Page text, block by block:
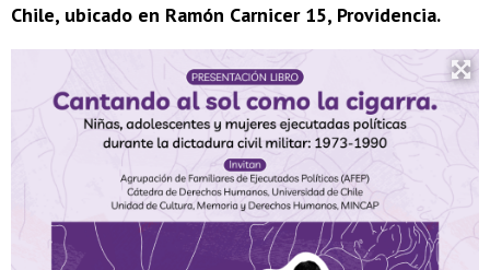
Chile, ubicado en Ramón Carnicer 15, Providencia.